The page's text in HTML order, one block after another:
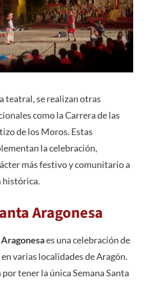
teatral, se realizan otras
como la Carrera de las
de los Moros. Estas
la celebración,
más festivo y comunitario a
histórica.
Aragonesa
es una celebración de
varias localidades de Aragón.
tener la única Semana Santa